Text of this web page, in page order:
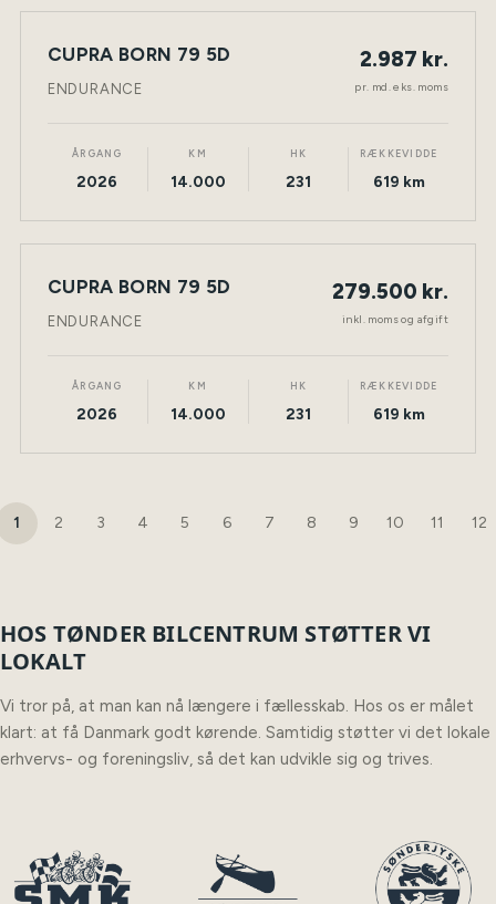
LEASING NY BIL TØNDER
CUPRA BORN 79 5D
ENDURANCE
2.987 kr.
pr. md. eks. moms
ÅRGANG
2026
KM
14.000
HK
231
RÆKKEVIDDE
619 km
NY BIL ELEKTRISK TØNDER
CUPRA BORN 79 5D
ENDURANCE
279.500 kr.
inkl. moms og afgift
ÅRGANG
2026
KM
14.000
HK
231
RÆKKEVIDDE
619 km
1 2 3 4 5 6 7 8 9 10 11 12
HOS TØNDER BILCENTRUM STØTTER VI
LOKALT
Vi tror på, at man kan nå længere i fællesskab. Hos os er målet
klart: at få Danmark godt kørende. Samtidig støtter vi det lokale
erhvervs- og foreningsliv, så det kan udvikle sig og trives.